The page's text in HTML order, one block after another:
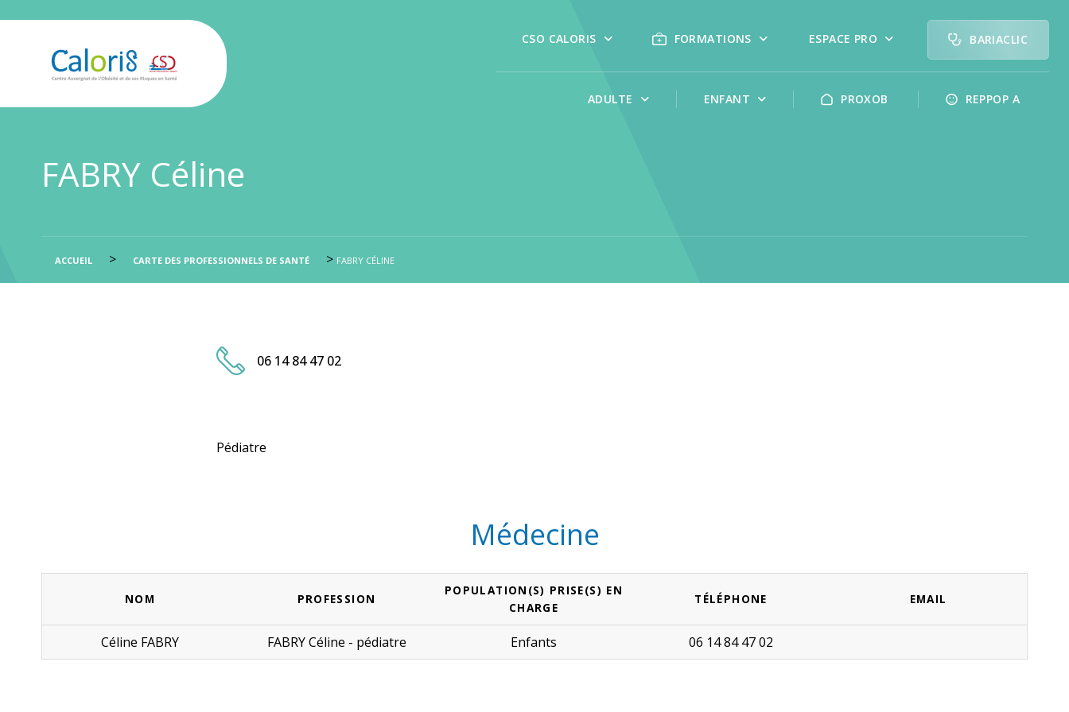
CSO CALORIS FORMATIONS ESPACE PRO BARIACLIC
ADULTE ENFANT PROXOB REPPOP A
FABRY Céline
ACCUEIL > CARTE DES PROFESSIONNELS DE SANTÉ > FABRY CÉLINE
06 14 84 47 02
Pédiatre
Médecine
NOM PROFESSION
POPULATION(S) PRISE(S) EN
CHARGE
TÉLÉPHONE EMAIL
Céline FABRY FABRY Céline - pédiatre Enfants 06 14 84 47 02